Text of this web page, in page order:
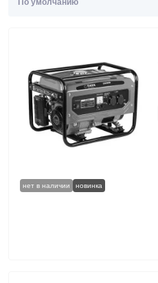
нет в наличии новинка